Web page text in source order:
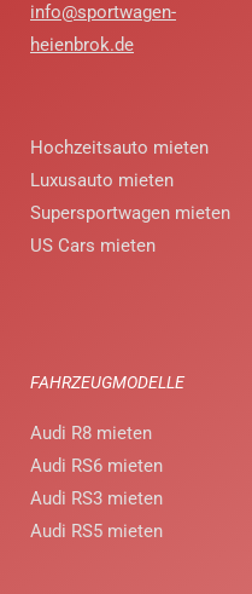
info@sportwagen-
heienbrok.de
Hochzeitsauto mieten
Luxusauto mieten
Supersportwagen mieten
US Cars mieten
FAHRZEUGMODELLE
Audi R8 mieten
Audi RS6 mieten
Audi RS3 mieten
Audi RS5 mieten